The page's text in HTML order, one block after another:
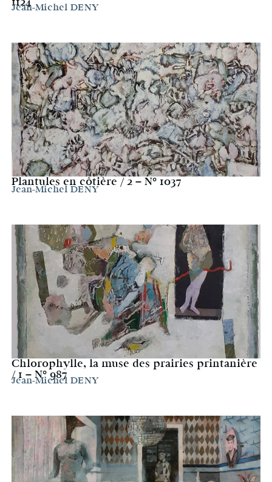
Jean-Michel DENY
Plantules en côtière / 2 – N° 1037
Jean-Michel DENY
Chlorophylle, la muse des prairies printanière
/ 1 – N° 987
Jean-Michel DENY